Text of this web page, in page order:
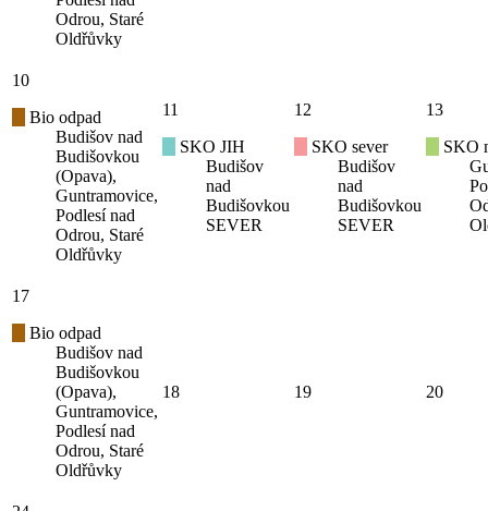
Odrou, Staré
Oldřůvky
10
Bio odpad
Budišov nad
Budišovkou
(Opava),
Guntramovice,
Podlesí nad
Odrou, Staré
Oldřůvky
11
SKO JIH
Budišov
nad
Budišovkou
SEVER
12
SKO sever
Budišov
nad
Budišovkou
SEVER
13
SKO
17
Bio odpad
Budišov nad
Budišovkou
(Opava),
Guntramovice,
Podlesí nad
Odrou, Staré
Oldřůvky
18 19 20